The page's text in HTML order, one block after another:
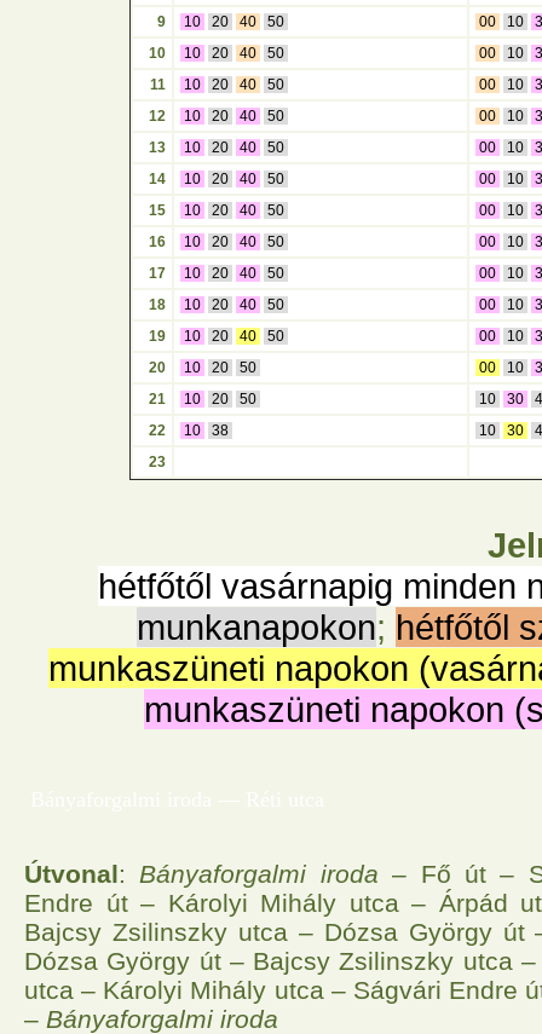
9
10 20 40 50 00 10
10
10 20 40 50 00 10
11
10 20 40 50 00 10
12
10 20 40 50 00 10
13
10 20 40 50 00 10
14
10 20 40 50 00 10
15
10 20 40 50 00 10
16
10 20 40 50 00 10
17
10 20 40 50 00 10
18
10 20 40 50 00 10
19
10 20 40 50 00 10
20
10 20 50 00 10
21
10 20 50 10 30
22
10 38 10 30
23
hétfőtől vasárnapig minden
munkanapokon; hétfőtől
munkaszüneti napokon
munkaszüneti napokon
Útvonal: Bányaforgalmi iroda – Fő út –
Endre út – Károlyi Mihály utca – Árpád
Bajcsy Zsilinszky utca – Dózsa György
Dózsa György út – Bajcsy Zsilinszky utca
utca – Károlyi Mihály utca – Ságvári Endre
– Bányaforgalmi iroda